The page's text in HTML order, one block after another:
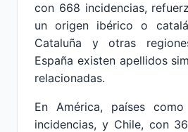
con 668 incidencias,
un origen ibérico o
Cataluña y otras
España existen apellidos
relacionadas.
En América, países
incidencias, y Chile, con